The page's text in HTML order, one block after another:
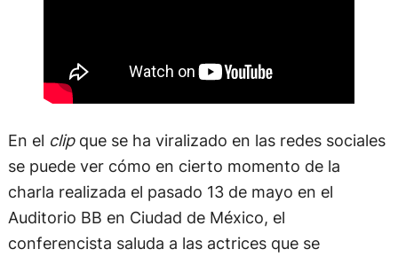
En el clipque se ha viralizado en las redes sociales
se puede ver cómo en cierto momento de la
charla realizada el pasado 13 de mayo en el
Auditorio BB en Ciudad de México, el
conferencista saluda a las actrices que se